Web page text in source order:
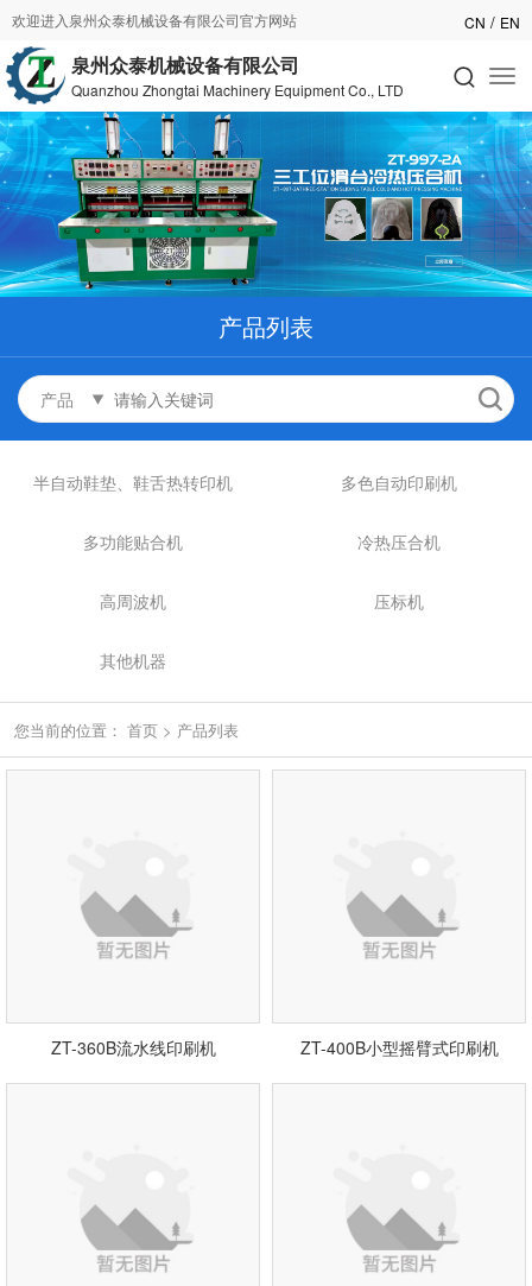
欢迎进入泉州众泰机械设备有限公司官方网站 CN / EN
泉州众泰机械设备有限公司
Quanzhou Zhongtai Machinery Equipment Co., LTD
产品列表
产品
半自动鞋垫、鞋舌热转印机 多色自动印刷机
多功能贴合机 冷热压合机
高周波机 压标机
其他机器
您当前的位置： 首页 > 产品列表
ZT-360B流水线印刷机 ZT-400B小型摇臂式印刷机